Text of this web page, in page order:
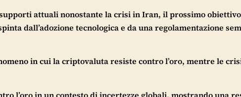
attuali nonostante la crisi in Iran, il prossimo
dall’adozione tecnologica e da una regolamentazione
in cui la criptovaluta resiste contro l’oro, mentre le
l’oro in un contesto di incertezze globali, mostrando una